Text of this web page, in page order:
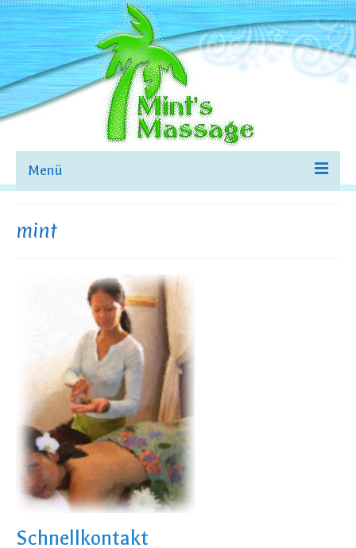
Menü
MASSAGEN&PREISE
KOMBI-MASSAGEN
BILDER
IMPRESSUM
mint
Schnellkontakt